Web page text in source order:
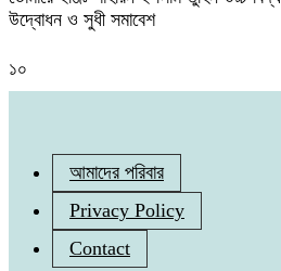
উদ্বোধন ও সুধী সমাবেশ
১০
আমাদের পরিবার
Privacy Policy
Contact